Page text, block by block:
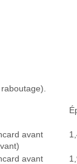
avant
avant